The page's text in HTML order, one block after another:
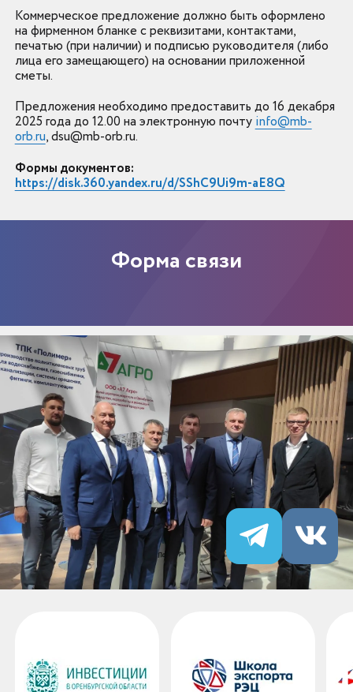
Коммерческое предложение должно быть оформлено
на фирменном бланке с реквизитами, контактами,
печатью (при наличии) и подписью руководителя (либо
лица его замещающего) на основании приложенной
сметы.
Предложения необходимо предоставить до 16 декабря
2025 года до 12.00 ​​​​​​​на электронную почту info@mb-
orb.ru, dsu@mb-orb.ru.
Формы документов:
https://disk.360.yandex.ru/d/SShC9Ui9m-aE8Q
Форма связи